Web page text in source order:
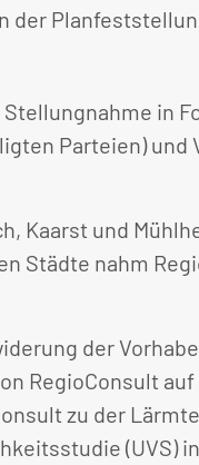
der
in
Parteien)
Kaarst und
Städte nahm
der
RegioConsult
zu der
(UVS)